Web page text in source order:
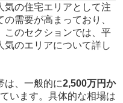
気の住宅エリアとして注
需要が高まっており、
このセクションでは、平
気のエリアについて詳し
は、一般的に2,500万円か
います。具体的な相場は